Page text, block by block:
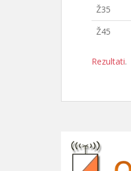
Ž35
Ž45
Rezultati.